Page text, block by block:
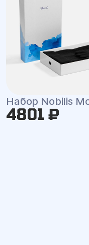
Набор Nobilis
4801 ₽